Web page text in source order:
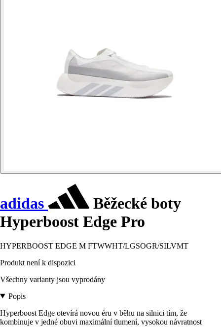
adidas
Běžecké boty
Hyperboost Edge Pro
HYPERBOOST EDGE M FTWWHT/LGSOGR/SILVMT
Produkt není k dispozici
Všechny varianty jsou vyprodány
Popis
Hyperboost Edge otevírá novou éru v běhu na silnici tím, že
kombinuje v jedné obuvi maximální tlumení, vysokou návratnost